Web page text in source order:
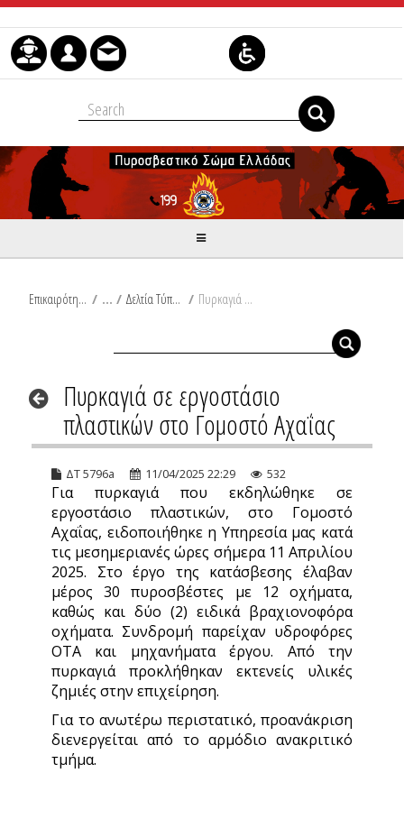
Μετάβαση στο περιεχόμενο
Επικαιρότητα / Δελτία Τύπου / Πυρκαγιά σε εργοστάσιο πλαστικών στο Γομοστό Αχαΐας
Πυρκαγιά σε εργοστάσιο
πλαστικών στο Γομοστό Αχαΐας
ΔΤ 5796a 11/04/2025 22:29 532
Για πυρκαγιά που εκδηλώθηκε σε
εργοστάσιο πλαστικών, στο Γομοστό
Αχαΐας, ειδοποιήθηκε η Υπηρεσία μας κατά
τις μεσημεριανές ώρες σήμερα 11 Απριλίου
2025. Στο έργο της κατάσβεσης έλαβαν
μέρος 30 πυροσβέστες με 12 οχήματα,
καθώς και δύο (2) ειδικά βραχιονοφόρα
οχήματα. Συνδρομή παρείχαν υδροφόρες
ΟΤΑ και μηχανήματα έργου. Από την
πυρκαγιά προκλήθηκαν εκτενείς υλικές
ζημιές στην επιχείρηση.
Για το ανωτέρω περιστατικό, προανάκριση
διενεργείται από το αρμόδιο ανακριτικό
τμήμα.